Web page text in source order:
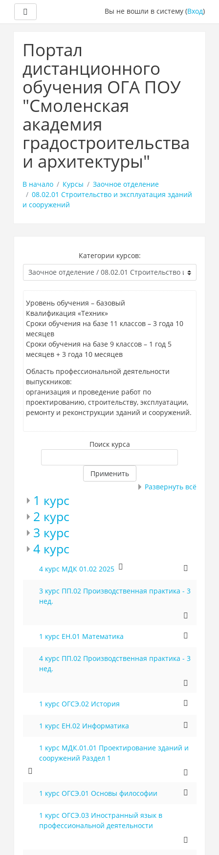
Вы не вошли в систему (Вход)
Портал
дистанционного
обучения ОГА ПОУ
"Смоленская
академия
градостроительства
и архитектуры"
В начало Курсы
Заочное отделение
08.02.01 Строительство и эксплуатация зданий
и сооружений
Категории курсов:
Уровень обучения – базовый
Квалификация «Техник»
Сроки обучения на базе 11 классов – 3 года 10
месяцев
Сроки обучения на базе 9 классов – 1 год 5
месяцев + 3 года 10 месяцев
Область профессиональной деятельности
выпускников:
организация и проведение работ по
проектированию, строительству, эксплуатации,
ремонту и реконструкции зданий и сооружений.
Поиск курса
Применить
Развернуть всё
1 курс
2 курс
3 курс
4 курс
4 курс МДК 01.02 2025
3 курс ПП.02 Производственная практика - 3
нед.
1 курс ЕН.01 Математика
4 курс ПП.02 Производственная практика - 3
нед.
1 курс ОГСЭ.02 История
1 курс ЕН.02 Информатика
1 курс МДК.01.01 Проектирование зданий и
сооружений Раздел 1
1 курс ОГСЭ.01 Основы философии
1 курс ОГСЭ.03 Иностранный язык в
профессиональной деятельности